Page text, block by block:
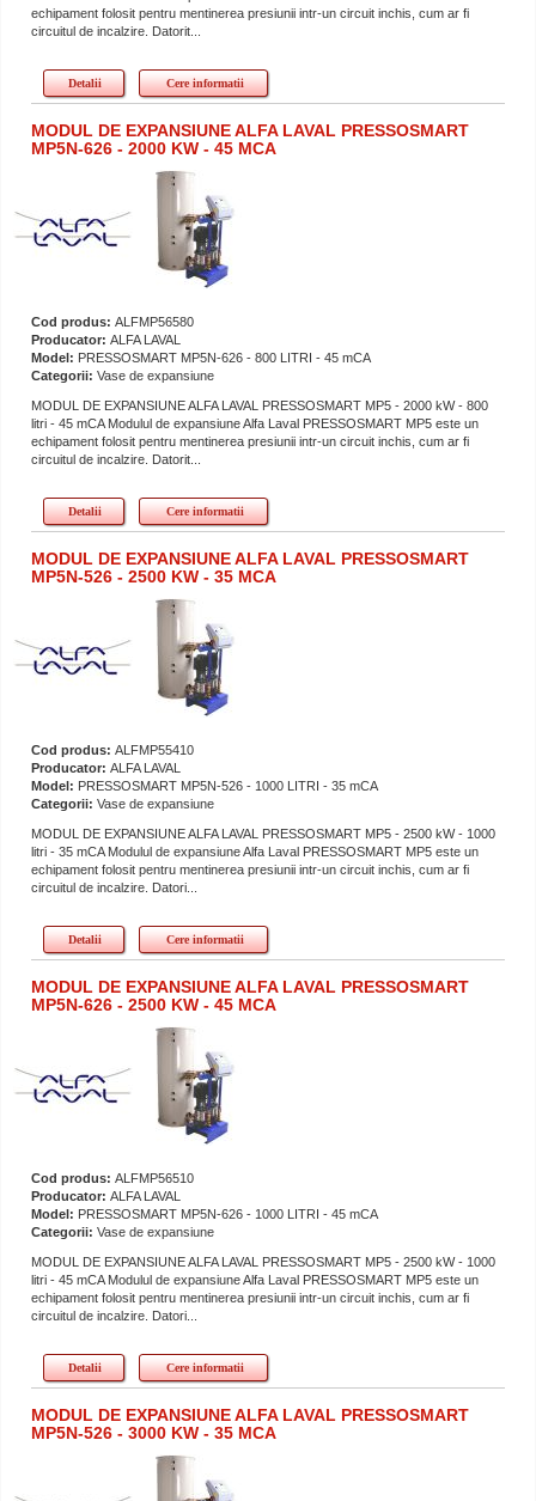
echipament folosit pentru mentinerea presiunii intr-un circuit inchis, cum ar fi
circuitul de incalzire. Datorit...
Detalii Cere informatii
MODUL DE EXPANSIUNE ALFA LAVAL PRESSOSMART
MP5N-626 - 2000 KW - 45 MCA
Cod produs: ALFMP56580
Producator: ALFA LAVAL
Model: PRESSOSMART MP5N-626 - 800 LITRI - 45 mCA
Categorii: Vase de expansiune
MODUL DE EXPANSIUNE ALFA LAVAL PRESSOSMART MP5 - 2000 kW - 800
litri - 45 mCA Modulul de expansiune Alfa Laval PRESSOSMART MP5 este un
echipament folosit pentru mentinerea presiunii intr-un circuit inchis, cum ar fi
circuitul de incalzire. Datorit...
Detalii Cere informatii
MODUL DE EXPANSIUNE ALFA LAVAL PRESSOSMART
MP5N-526 - 2500 KW - 35 MCA
Cod produs: ALFMP55410
Producator: ALFA LAVAL
Model: PRESSOSMART MP5N-526 - 1000 LITRI - 35 mCA
Categorii: Vase de expansiune
MODUL DE EXPANSIUNE ALFA LAVAL PRESSOSMART MP5 - 2500 kW - 1000
litri - 35 mCA Modulul de expansiune Alfa Laval PRESSOSMART MP5 este un
echipament folosit pentru mentinerea presiunii intr-un circuit inchis, cum ar fi
circuitul de incalzire. Datori...
Detalii Cere informatii
MODUL DE EXPANSIUNE ALFA LAVAL PRESSOSMART
MP5N-626 - 2500 KW - 45 MCA
Cod produs: ALFMP56510
Producator: ALFA LAVAL
Model: PRESSOSMART MP5N-626 - 1000 LITRI - 45 mCA
Categorii: Vase de expansiune
MODUL DE EXPANSIUNE ALFA LAVAL PRESSOSMART MP5 - 2500 kW - 1000
litri - 45 mCA Modulul de expansiune Alfa Laval PRESSOSMART MP5 este un
echipament folosit pentru mentinerea presiunii intr-un circuit inchis, cum ar fi
circuitul de incalzire. Datori...
Detalii Cere informatii
MODUL DE EXPANSIUNE ALFA LAVAL PRESSOSMART
MP5N-526 - 3000 KW - 35 MCA